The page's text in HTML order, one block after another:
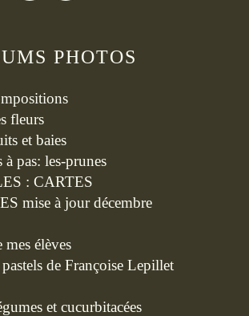
PHOTOS
fleurs
et baies
à pas: les-prunes
: CARTES
mise à jour décembre
mes élèves
de Françoise Lepillet
et cucurbitacées